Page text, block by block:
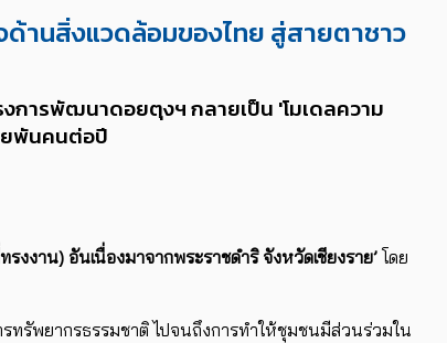
ด้านสิ่งแวดล้อมของไทย สู่สายตาชาว
การพัฒนาดอยตุงฯ กลายเป็น 'โมเดลความ
ยพันคนต่อปี
งงาน) อันเนื่องมาจากพระราชดำริ จังหวัดเชียงราย’ โดย
ทรัพยากรธรรมชาติ ไปจนถึงการทำให้ชุมชนมีส่วนร่วมใน